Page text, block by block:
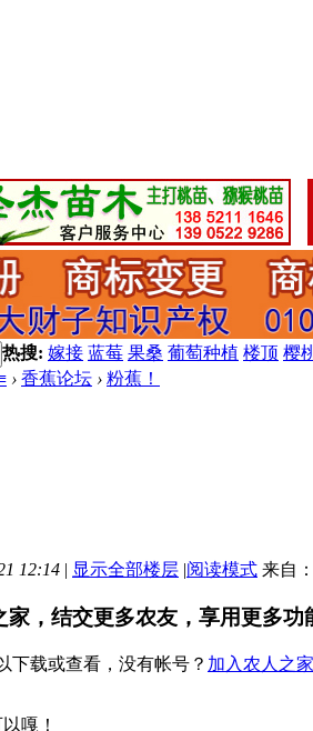
热搜: 嫁接 蓝莓 果桑 葡萄种植 楼顶 樱
› 香蕉论坛 › 粉蕉！
12:14 | 显示全部楼层 |阅读模式 来自
，结交更多农友，享用更多功
下载或查看，没有帐号？ 加入农人之
嘎！